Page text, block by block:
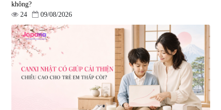
không?
24
09/08/2026